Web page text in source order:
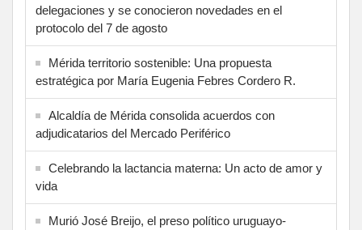
delegaciones y se conocieron novedades en el
protocolo del 7 de agosto
Mérida territorio sostenible: Una propuesta
estratégica por María Eugenia Febres Cordero R.
Alcaldía de Mérida consolida acuerdos con
adjudicatarios del Mercado Periférico
Celebrando la lactancia materna: Un acto de amor y
vida
Murió José Breijo, el preso político uruguayo-